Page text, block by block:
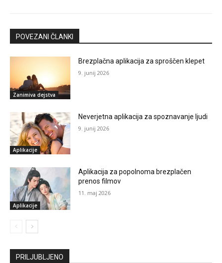
POVEZANI ČLANKI
Zanimiva dejstva
Brezplačna aplikacija za sproščen klepet
9. junij 2026
Aplikacije
Neverjetna aplikacija za spoznavanje ljudi
9. junij 2026
Aplikacije
Aplikacija za popolnoma brezplačen
prenos filmov
11. maj 2026
PRILJUBLJENO